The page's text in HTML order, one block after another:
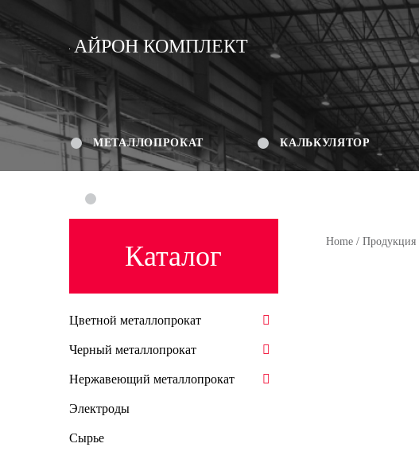
АЙРОН КОМПЛЕКТ
МЕТАЛЛОПРОКАТ КАЛЬКУЛЯТОР
Home/ Продукция
Каталог
Цветной металлопрокат
Черный металлопрокат
Нержавеющий металлопрокат
Электроды
Сырье